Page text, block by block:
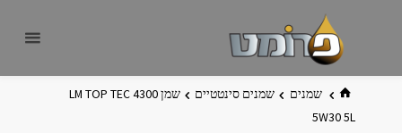
בית שמנים שמנים סינטטיים
שמן LM TOP TEC 4300
5W30 5L